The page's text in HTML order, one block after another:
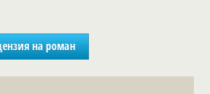
на роман